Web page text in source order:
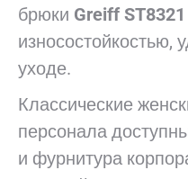
брюки Greiff ST8321
износостойкостью,
уходе.
Классические
персонала
и фурнитура